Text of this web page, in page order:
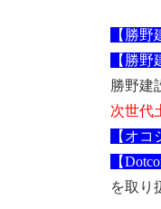
【勝
【勝野
勝野建
次世代
【オ
【
を取り